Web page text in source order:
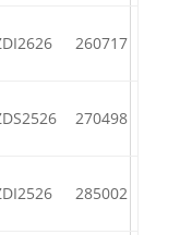
260717
270498
285002